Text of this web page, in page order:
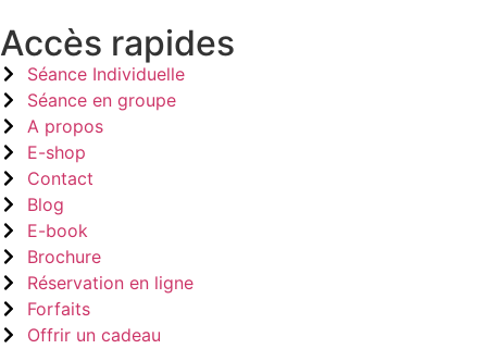
Accès rapides
Séance Individuelle
Séance en groupe
A propos
E-shop
Contact
Blog
E-book
Brochure
Réservation en ligne
Forfaits
Offrir un cadeau